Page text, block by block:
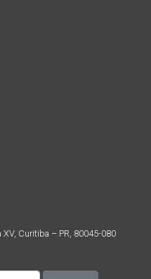
XV, Curitiba – PR, 80045-080